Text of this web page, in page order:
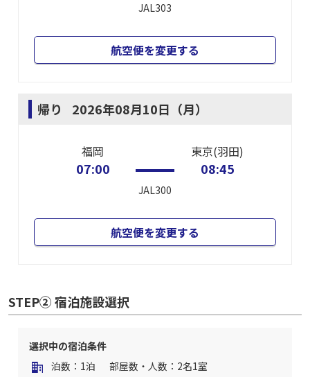
JAL303
航空便を変更する
帰り 2026年08月10日（月）
福岡
07:00
JAL300
東京(羽田)
08:45
航空便を変更する
STEP② 宿泊施設選択
選択中の宿泊条件
泊数：1泊
部屋数・人数：2名1室